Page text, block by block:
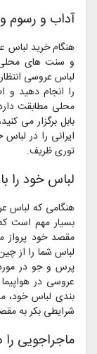
آداب و رسوم
هنگام خرید
و سنت های محلی
لباس عروسی
را انجام دهید و
محلی مطابقت
بابل برگزار می
ایرانی را در
توری ظریف.
لباس خود را
هنگامی که لباس
بسیار مهم است
مقصد خود پرواز
لباس شما را از
پرس و جو در
عروسی در
بندی لباس خود،
شرایطی بکر به
ماجراجویی